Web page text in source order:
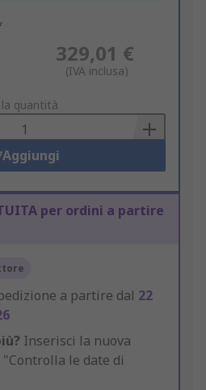
329,01 €
(IVA inclusa)
quantità
Aggiungi
per ordini a partire
a partire dal 22
Inserisci la nuova
le date di